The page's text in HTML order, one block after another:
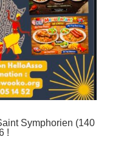
Symphorien (140
!